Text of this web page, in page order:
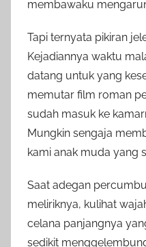
membawaku
Tapi ternyata pikiran
Kejadiannya waktu
datang untuk yang
memutar film roman
sudah masuk ke
Mungkin sengaja
kami anak muda yang
Saat adegan
meliriknya, kulihat
celana panjangnya
sedikit